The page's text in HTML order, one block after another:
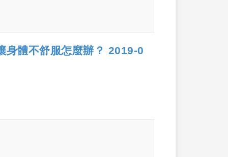
身體不舒服怎麼辦？ 2019-0